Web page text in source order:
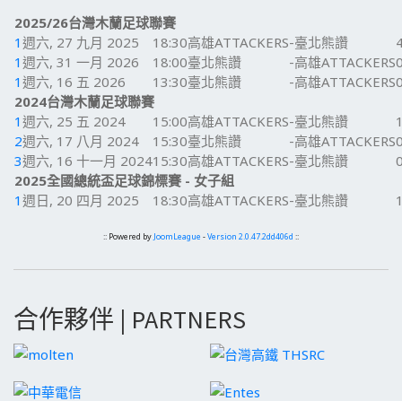
2025/26台灣木蘭足球聯賽
1 週六, 27 九月 2025 18:30高雄ATTACKERS-臺北熊讚
1 週六, 31 一月 2026 18:00臺北熊讚 -高雄ATTACKERS
1 週六, 16 五 2026 13:30臺北熊讚 -高雄ATTACKERS
2024台灣木蘭足球聯賽
1 週六, 25 五 2024 15:00高雄ATTACKERS-臺北熊讚
2週六, 17 八月 2024 15:30臺北熊讚 -高雄ATTACKERS
3週六, 16 十一月 202415:30高雄ATTACKERS-臺北熊讚
2025全國總統盃足球錦標賽 - 女子組
1 週日, 20 四月 2025 18:30高雄ATTACKERS-臺北熊讚
:: Powered by JoomLeague -Version 2.0.47.2dd406d ::
合作夥伴 | PARTNERS